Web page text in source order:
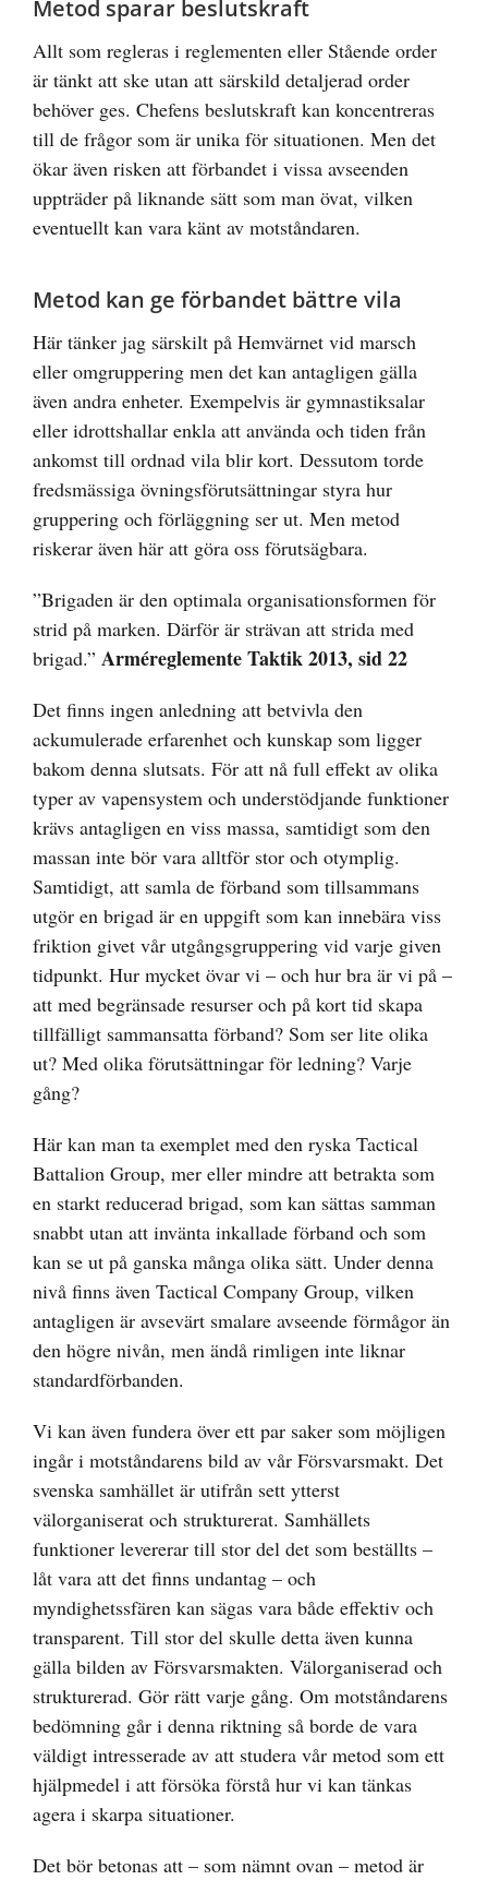
Metod sparar beslutskraft
Allt som regleras i reglementen eller Stående order
är tänkt att ske utan att särskild detaljerad order
behöver ges. Chefens beslutskraft kan koncentreras
till de frågor som är unika för situationen. Men det
ökar även risken att förbandet i vissa avseenden
uppträder på liknande sätt som man övat, vilken
eventuellt kan vara känt av motståndaren.
Metod kan ge förbandet bättre vila
Här tänker jag särskilt på Hemvärnet vid marsch
eller omgruppering men det kan antagligen gälla
även andra enheter. Exempelvis är gymnastiksalar
eller idrottshallar enkla att använda och tiden från
ankomst till ordnad vila blir kort. Dessutom torde
fredsmässiga övningsförutsättningar styra hur
gruppering och förläggning ser ut. Men metod
riskerar även här att göra oss förutsägbara.
”Brigaden är den optimala organisationsformen för
strid på marken. Därför är strävan att strida med
brigad.” Arméreglemente Taktik 2013, sid 22
Det finns ingen anledning att betvivla den
ackumulerade erfarenhet och kunskap som ligger
bakom denna slutsats. För att nå full effekt av olika
typer av vapensystem och understödjande funktioner
krävs antagligen en viss massa, samtidigt som den
massan inte bör vara alltför stor och otymplig.
Samtidigt, att samla de förband som tillsammans
utgör en brigad är en uppgift som kan innebära viss
friktion givet vår utgångsgruppering vid varje given
tidpunkt. Hur mycket övar vi – och hur bra är vi på –
att med begränsade resurser och på kort tid skapa
tillfälligt sammansatta förband? Som ser lite olika
ut? Med olika förutsättningar för ledning? Varje
gång?
Här kan man ta exemplet med den ryska Tactical
Battalion Group, mer eller mindre att betrakta som
en starkt reducerad brigad, som kan sättas samman
snabbt utan att invänta inkallade förband och som
kan se ut på ganska många olika sätt. Under denna
nivå finns även Tactical Company Group, vilken
antagligen är avsevärt smalare avseende förmågor än
den högre nivån, men ändå rimligen inte liknar
standardförbanden.
Vi kan även fundera över ett par saker som möjligen
ingår i motståndarens bild av vår Försvarsmakt. Det
svenska samhället är utifrån sett ytterst
välorganiserat och strukturerat. Samhällets
funktioner levererar till stor del det som beställts –
låt vara att det finns undantag – och
myndighetssfären kan sägas vara både effektiv och
transparent. Till stor del skulle detta även kunna
gälla bilden av Försvarsmakten. Välorganiserad och
strukturerad. Gör rätt varje gång. Om motståndarens
bedömning går i denna riktning så borde de vara
väldigt intresserade av att studera vår metod som ett
hjälpmedel i att försöka förstå hur vi kan tänkas
agera i skarpa situationer.
Det bör betonas att – som nämnt ovan – metod är